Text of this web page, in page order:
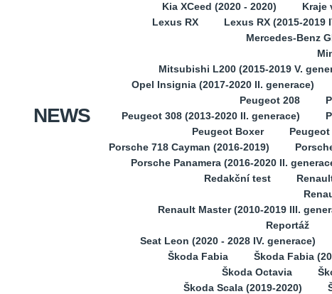
NEWS
Kia XCeed (2020 - 2020)
Kraje
Lexus RX
Lexus RX (2015-2019
Mercedes-Benz
Mitsubishi L200 (2015-2019 V.
Opel Insignia (2017-2020 II. generace)
Peugeot 208
Peugeot 308 (2013-2020 II. generace)
Peugeot Boxer
Peugeot
Porsche 718 Cayman (2016-2019)
Porsche Panamera (2016-2020 II.
Redakční test
Renault Master (2010-2019 III.
Reportáž
Seat Leon (2020 - 2028 IV. generace)
Škoda Fabia
Škoda Fabia
Škoda Octavia
Škoda Scala (2019-2020)